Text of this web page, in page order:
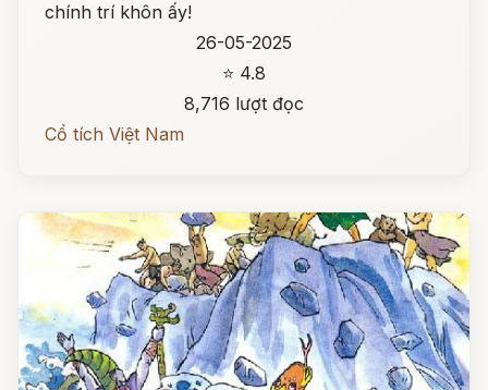
chính trí khôn ấy!
26-05-2025
⭐ 4.8
8,716 lượt đọc
Cổ tích Việt Nam